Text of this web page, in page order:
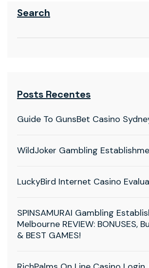
Search
Posts Recentes
Guide To GunsBet Casino
WildJoker Gambling
LuckyBird Internet Casino
SPINSAMURAI Gambling
Melbourne REVIEW: BONUSES,
& BEST GAMES!